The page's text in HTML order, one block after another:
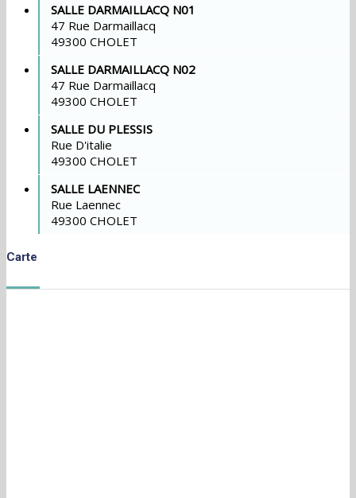
SALLE DARMAILLACQ N01
47 Rue Darmaillacq
49300 CHOLET
SALLE DARMAILLACQ N02
47 Rue Darmaillacq
49300 CHOLET
SALLE DU PLESSIS
Rue D'italie
49300 CHOLET
SALLE LAENNEC
Rue Laennec
49300 CHOLET
Carte